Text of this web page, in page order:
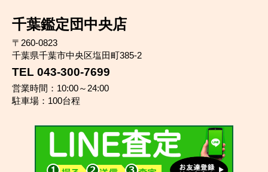
千葉鑑定団中央店
〒260-0823
千葉県千葉市中央区塩田町385-2
TEL 043-300-7699
営業時間：10:00～24:00
駐車場：100台程